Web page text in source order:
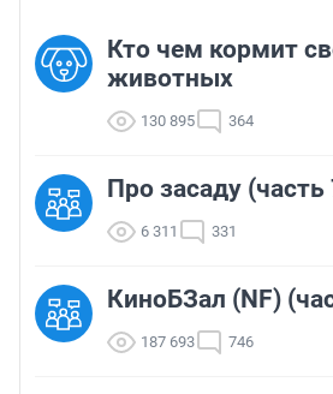
Кто чем кормит
животных
130 895 364
Про засаду (часть
6 311 331
КиноБЗал (NF)
187 693 746